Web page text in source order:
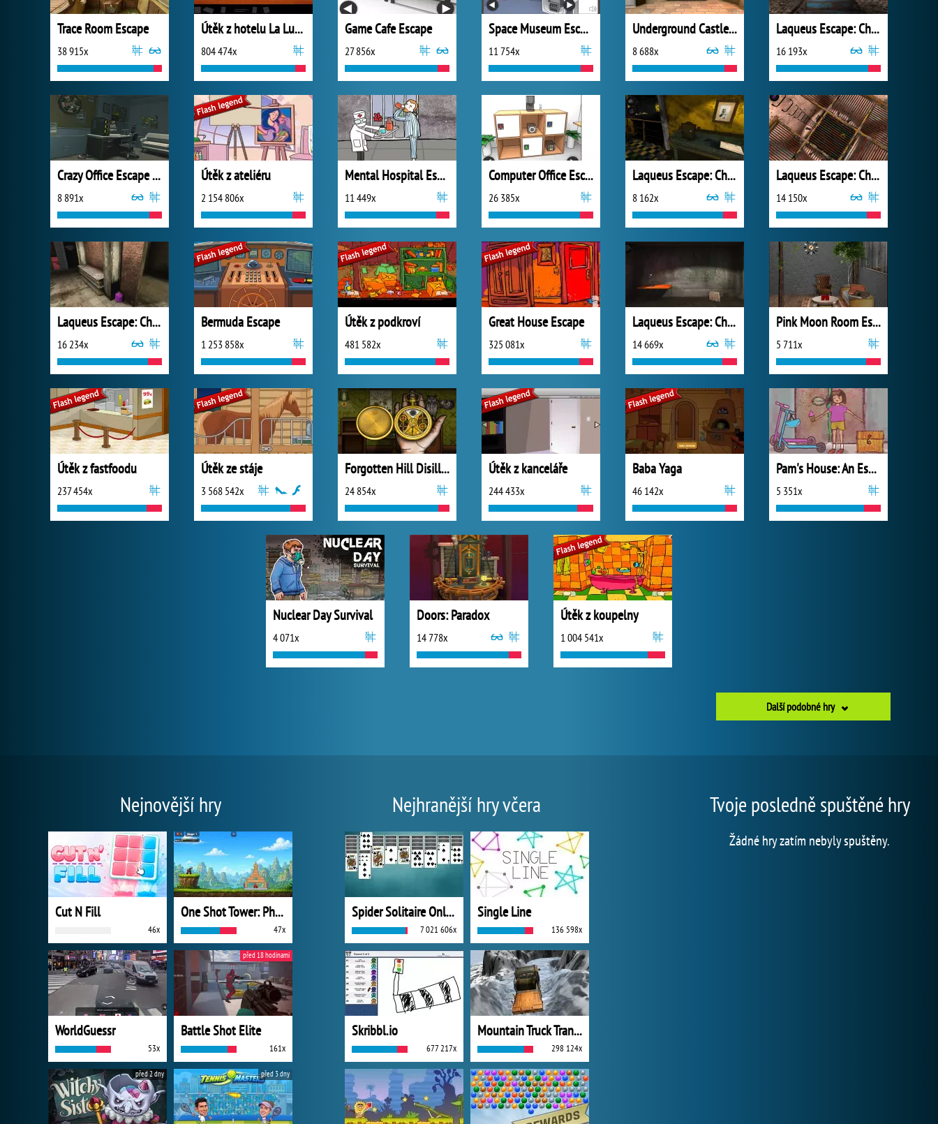
Trace Room Escape
38 915x
Útěk z hotelu La Luna
804 474x
Game Cafe Escape
27 856x
Space Museum Escape
11 754x
Underground Castle Room Escape
8 688x
Laqueus Escape: Chapter III
16 193x
Crazy Office Escape Part 1
8 891x
Útěk z ateliéru
2 154 806x
Mental Hospital Escape
11 449x
Computer Office Escape
26 385x
Laqueus Escape: Chapter VI
8 162x
Laqueus Escape: Chapter 4
14 150x
Laqueus Escape: Chapter 2
16 234x
Bermuda Escape
1 253 858x
Útěk z podkroví
481 582x
Great House Escape
325 081x
Laqueus Escape: Chapter 1
14 669x
Pink Moon Room Escape
5 711x
Útěk z fastfoodu
237 454x
Útěk ze stáje
3 568 542x
Forgotten Hill Disillusion: The Library
24 854x
Útěk z kanceláře
244 433x
Baba Yaga
46 142x
Pam's House: An Escape Game
5 351x
Nuclear Day Survival
4 071x
Doors: Paradox
14 778x
Útěk z koupelny
1 004 541x
Další podobné hry
Nejnovější hry
Cut N Fill
46x
One Shot Tower: Physics Destroyer
47x
WorldGuessr
53x
Battle Shot Elite
161x
před 18 hodinami
před 2 dny před 3 dny
Nejhranější hry včera
Spider Solitaire Online
7 021 606x
Single Line
136 598x
Skribbl.io
677 217x
Mountain Truck Transport
298 124x
Tvoje posledně spuštěné hry
Žádné hry zatím nebyly spuštěny.